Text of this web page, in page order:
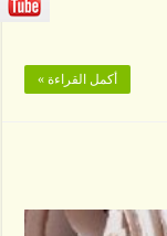
أكمل القراءة »